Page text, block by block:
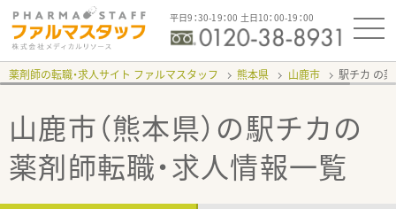
平日9：30-19：00 土日10：00-19：00
薬剤師の転職・求人サイト ファルマスタッフ 熊本県 山鹿市 駅チカ
山鹿市（熊本県）の駅チカの
薬剤師転職・求人情報一覧